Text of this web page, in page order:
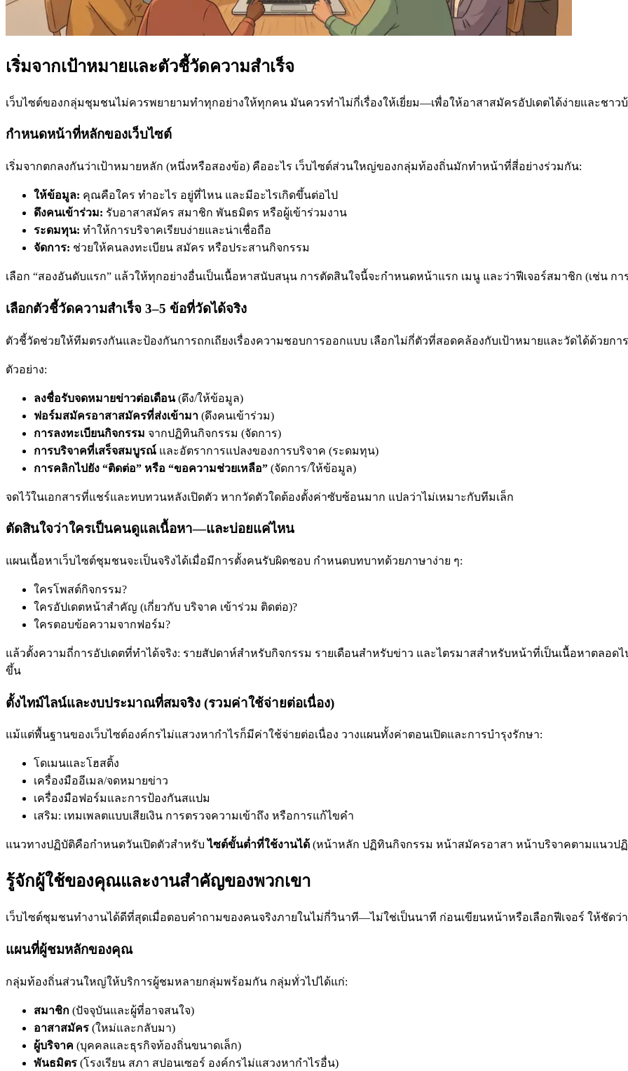
เริ่มจากเป้าหมายและตัวชี้วัดความสำเร็จ
เว็บไซต์ของกลุ่มชุมชนไม่ควรพยายามทำทุกอย่างให้ทุกคน มันควรทำไม่กี่เรื่องให้เยี่ยม—เพื่อให้อาสาสมัครอัปเดตได้ง่ายและชาว
กำหนดหน้าที่หลักของเว็บไซต์
เริ่มจากตกลงกันว่าเป้าหมายหลัก (หนึ่งหรือสองข้อ) คืออะไร เว็บไซต์ส่วนใหญ่ของกลุ่มท้องถิ่นมักทำหน้าที่สี่อย่างร่วมกัน:
ให้ข้อมูล: คุณคือใคร ทำอะไร อยู่ที่ไหน และมีอะไรเกิดขึ้นต่อไป
ดึงคนเข้าร่วม: รับอาสาสมัคร สมาชิก พันธมิตร หรือผู้เข้าร่วมงาน
ระดมทุน: ทำให้การบริจาคเรียบง่ายและน่าเชื่อถือ
จัดการ: ช่วยให้คนลงทะเบียน สมัคร หรือประสานกิจกรรม
เลือก “สองอันดับแรก” แล้วให้ทุกอย่างอื่นเป็นเนื้อหาสนับสนุน การตัดสินใจนี้จะกำหนดหน้าแรก เมนู และว่าฟีเจอร์สมาชิก (เช่น ก
เลือกตัวชี้วัดความสำเร็จ 3–5 ข้อที่วัดได้จริง
ตัวชี้วัดช่วยให้ทีมตรงกันและป้องกันการถกเถียงเรื่องความชอบการออกแบบ เลือกไม่กี่ตัวที่สอดคล้องกับเป้าหมายและวัดได้ด้วยกา
ตัวอย่าง:
ลงชื่อรับจดหมายข่าวต่อเดือน(ดึง/ให้ข้อมูล)
ฟอร์มสมัครอาสาสมัครที่ส่งเข้ามา (ดึงคนเข้าร่วม)
การลงทะเบียนกิจกรรม จากปฏิทินกิจกรรม (จัดการ)
การบริจาคที่เสร็จสมบูรณ์ และอัตราการแปลงของการบริจาค (ระดมทุน)
การคลิกไปยัง “ติดต่อ” หรือ “ขอความช่วยเหลือ” (จัดการ/ให้ข้อมูล)
จดไว้ในเอกสารที่แชร์และทบทวนหลังเปิดตัว หากวัดตัวใดต้องตั้งค่าซับซ้อนมาก แปลว่าไม่เหมาะกับทีมเล็ก
ตัดสินใจว่าใครเป็นคนดูแลเนื้อหา—และบ่อยแค่ไหน
แผนเนื้อหาเว็บไซต์ชุมชนจะเป็นจริงได้เมื่อมีการตั้งคนรับผิดชอบ กำหนดบทบาทด้วยภาษาง่าย ๆ:
ใครโพสต์กิจกรรม?
ใครอัปเดตหน้าสำคัญ (เกี่ยวกับ บริจาค เข้าร่วม ติดต่อ)?
ใครตอบข้อความจากฟอร์ม?
แล้วตั้งความถี่การอัปเดตที่ทำได้จริง: รายสัปดาห์สำหรับกิจกรรม รายเดือนสำหรับข่าว และไตรมาสสำหรับหน้าที่เป็นเนื้อหาตลอด
ขึ้น
ตั้งไทม์ไลน์และงบประมาณที่สมจริง (รวมค่าใช้จ่ายต่อเนื่อง)
แม้แต่พื้นฐานของเว็บไซต์องค์กรไม่แสวงหากำไรก็มีค่าใช้จ่ายต่อเนื่อง วางแผนทั้งค่าตอนเปิดและการบำรุงรักษา:
โดเมนและโฮสติ้ง
เครื่องมืออีเมล/จดหมายข่าว
เครื่องมือฟอร์มและการป้องกันสแปม
เสริม: เทมเพลตแบบเสียเงิน การตรวจความเข้าถึง หรือการแก้ไขคำ
แนวทางปฏิบัติคือกำหนดวันเปิดตัวสำหรับ ไซต์ขั้นต่ำที่ใช้งานได้ (หน้าหลัก ปฏิทินกิจกรรม หน้าสมัครอาสา หน้าบริจาคตามแนวป
รู้จักผู้ใช้ของคุณและงานสำคัญของพวกเขา
เว็บไซต์ชุมชนทำงานได้ดีที่สุดเมื่อตอบคำถามของคนจริงภายในไม่กี่วินาที—ไม่ใช่เป็นนาที ก่อนเขียนหน้าหรือเลือกฟีเจอร์ ให้ชัดว่
แผนที่ผู้ชมหลักของคุณ
กลุ่มท้องถิ่นส่วนใหญ่ให้บริการผู้ชมหลายกลุ่มพร้อมกัน กลุ่มทั่วไปได้แก่:
สมาชิก (ปัจจุบันและผู้ที่อาจสนใจ)
อาสาสมัคร (ใหม่และกลับมา)
ผู้บริจาค (บุคคลและธุรกิจท้องถิ่นขนาดเล็ก)
พันธมิตร (โรงเรียน สภา สปอนเซอร์ องค์กรไม่แสวงหากำไรอื่น)